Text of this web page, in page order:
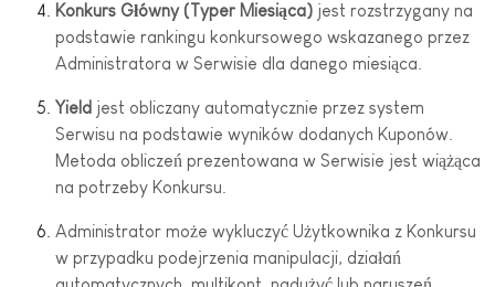
Konkurs Główny (Typer Miesiąca) jest rozstrzygany na
podstawie rankingu konkursowego wskazanego przez
Administratora w Serwisie dla danego miesiąca.
Yield jest obliczany automatycznie przez system
Serwisu na podstawie wyników dodanych Kuponów.
Metoda obliczeń prezentowana w Serwisie jest wiążąca
na potrzeby Konkursu.
Administrator może wykluczyć Użytkownika z Konkursu
w przypadku podejrzenia manipulacji, działań